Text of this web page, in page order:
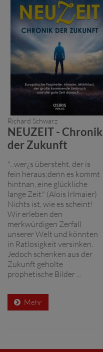
Richard Schwarz
NEUZEIT - Chronik
der Zukunft
"...wer¿s übersteht, der is
fein heraus;denn es kommt
hintnan, eine glückliche
lange Zeit." (Alois Irlmaier)
Nichts ist, wie es scheint!
Wir erleben den
merkwürdigen Zerfall
unserer Welt und könnten
in Ratlosigkeit versinken.
Jedoch schenken aus der
Zukunft geholte
prophetische Bilder ...
Mehr